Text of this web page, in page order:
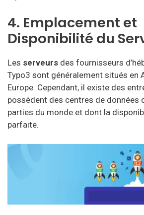
4. Emplacement et
Disponibilité du
Les serveurs des fournisseurs
Typo3 sont généralement situés en
Europe. Cependant, il existe des
possèdent des centres de données
parties du monde et dont la
parfaite.